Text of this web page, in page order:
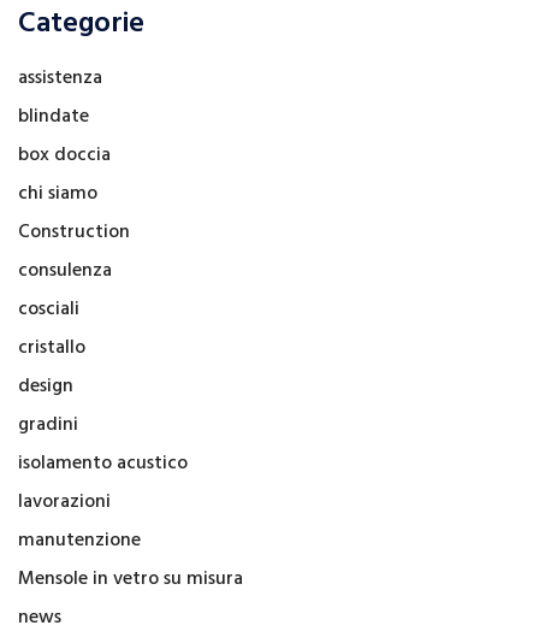
Categorie
assistenza
blindate
box doccia
chi siamo
Construction
consulenza
cosciali
cristallo
design
gradini
isolamento acustico
lavorazioni
manutenzione
Mensole in vetro su misura
news